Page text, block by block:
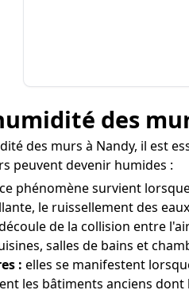
des
des murs à Nandy, il est
peuvent devenir humides :
ce phénomène survient
le ruissellement des
de la collision entre
salles de bains et
: elles se manifestent
les bâtiments anciens